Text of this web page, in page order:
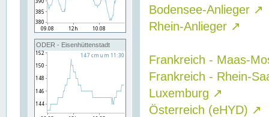
ODER - Eisenhüttenstadt
Bodensee-Anlieger ↗
Rhein-Anlieger ↗
Frankreich - Maas-
Frankreich - Rhein-
Luxemburg ↗
Österreich (eHYD) ↗